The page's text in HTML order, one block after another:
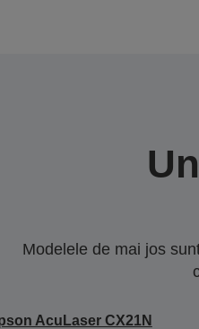
Modelele de mai jos
AcuLaser CX21N